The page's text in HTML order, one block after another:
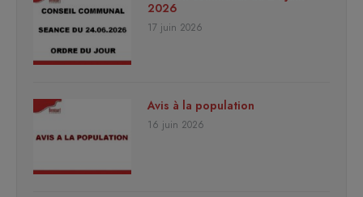
2026
17 juin 2026
Avis à la population
16 juin 2026